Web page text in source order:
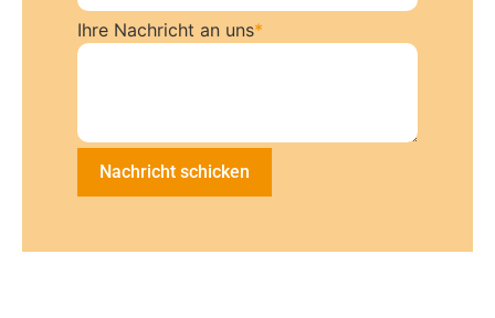
Ihre Nachricht an uns*
Nachricht schicken